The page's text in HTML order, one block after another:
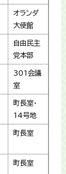
オランダ
大使館
自由民主
党本部
301会議
室
町長室・
14号地
町長室
町長室